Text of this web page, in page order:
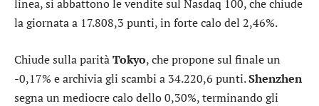
linea, si abbattono le vendite sul Nasdaq 100, che chiude
la giornata a 17.808,3 punti, in forte calo del 2,46%.
Chiude sulla paritàTokyo, che propone sul finale un
-0,17% e archivia gli scambi a 34.220,6 punti.Shenzhen
segna un mediocre calo dello 0,30%, terminando gli